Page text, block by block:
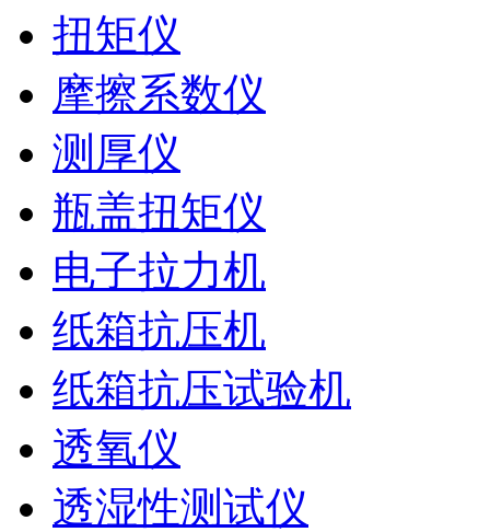
扭矩仪
摩擦系数仪
测厚仪
瓶盖扭矩仪
电子拉力机
纸箱抗压机
纸箱抗压试验机
透氧仪
透湿性测试仪